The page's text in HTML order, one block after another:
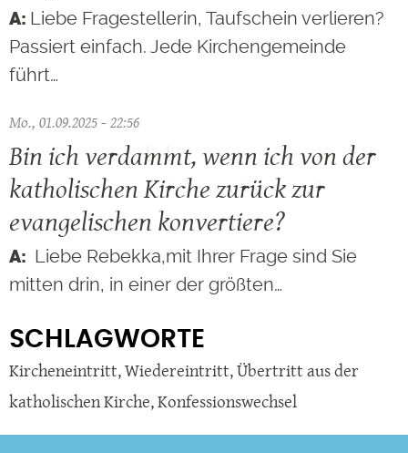
Liebe Fragestellerin, Taufschein verlieren?
Passiert einfach. Jede Kirchengemeinde
führt…
Mo., 01.09.2025 - 22:56
Bin ich verdammt, wenn ich von der
katholischen Kirche zurück zur
evangelischen konvertiere?
Liebe Rebekka,mit Ihrer Frage sind Sie
mitten drin, in einer der größten…
SCHLAGWORTE
Kircheneintritt,Wiedereintritt,Übertritt aus der
katholischen Kirche,Konfessionswechsel